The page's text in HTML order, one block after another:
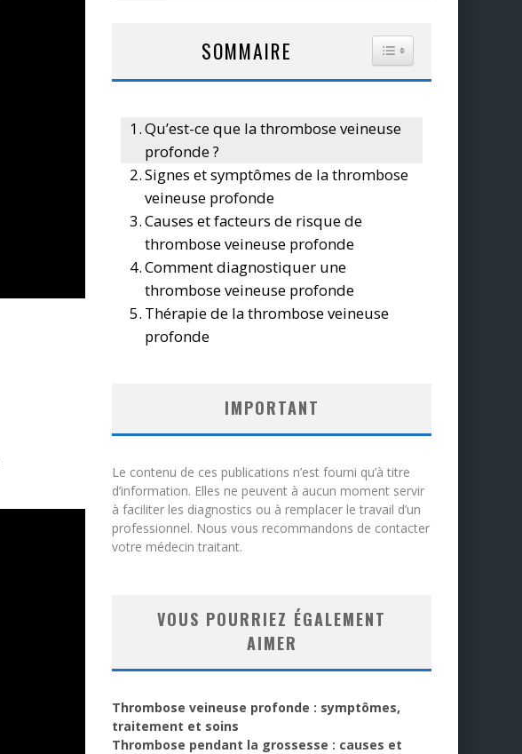
SOMMAIRE TOGGLE TABLE OF
Qu’est-ce que la thrombose veineuse
profonde ?
Signes et symptômes de la thrombose
veineuse profonde
Causes et facteurs de risque de
thrombose veineuse profonde
Comment diagnostiquer une
thrombose veineuse profonde
Thérapie de la thrombose veineuse
profonde
IMPORTANT
Le contenu de ces publications n’est fourni qu’à titre
d’information. Elles ne peuvent à aucun moment servir
à faciliter les diagnostics ou à remplacer le travail d’un
professionnel. Nous vous recommandons de contacter
votre médecin traitant.
VOUS POURRIEZ ÉGALEMENT
AIMER
Thrombose veineuse profonde : symptômes,
traitement et soins
Thrombose pendant la grossesse : causes et